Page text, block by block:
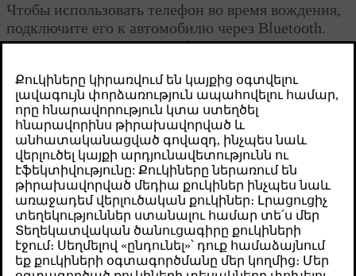
Թարմացված 28.10.2024
Чтобы использовать телефон во время вождения,
подключите его к автомобилю через Bluetooth.
Находясь вдали от автомобиля, можно
руководства или удаленного использования
некоторых функций автомобиля с помощью
приложения Volvo Cars.
Подключение телефона к автомобилю
Подключение телефона к автомобилю через Bluetooth
позволяет пользоваться им через интерфейс автомобиля.
Кроме того, можно передавать мультимедийные данные
непосредственно с телефона в автомобиль, а также
использовать подключение к Интернету.